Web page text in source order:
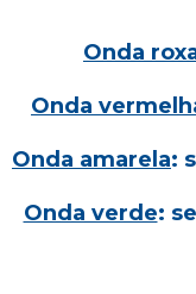
Onda
Onda
Onda amarela:
Onda verde: